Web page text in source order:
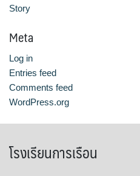
หลักสูตรอบรมฟรี (Reskill Upskill)
อาหารเพื่อสุขภาพ ดีต่อกายและใจ
อาหารไทยรสเลิศ
เรียนรู้เทคนิคอาหารนานาชาติ
เลือกหลักสูตร
โครงสร้างการบริหารงาน
Story
Meta
Log in
Entries feed
Comments feed
WordPress.org
โรงเรียนการเรือน